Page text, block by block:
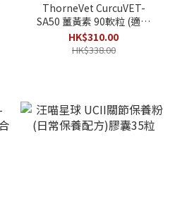
ThorneVet CurcuVET-
SA50 薑黃素 90軟粒 (適合
貓/小型犬)
HK$310.00
HK$338.00